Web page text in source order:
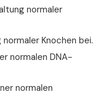
normaler
Knochen bei.
normalen DNA-
normalen